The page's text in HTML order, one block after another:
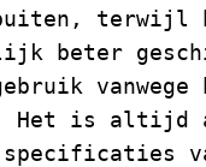
terwijl
beter
vanwege
Het is altijd
specificaties